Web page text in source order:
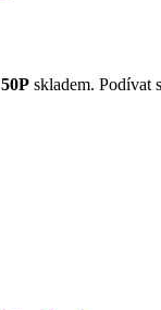
skladem. Podívat